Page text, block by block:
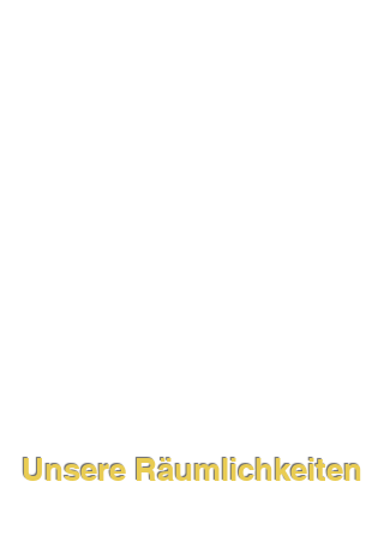
Unsere Räumlichkeiten